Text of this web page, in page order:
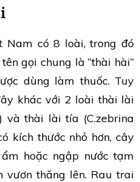
Nam có 8 loài, trong đó
gọi chung là “thài hài”
dùng làm thuốc. Tuy
khác với 2 loài thài lài
và thài lài tía (C.zebrina
kích thước nhỏ hơn, cây
hoặc ngập nước tạm
vươn thăng lên. Rau trai